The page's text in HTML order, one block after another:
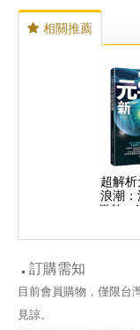
相關推薦
超解
浪潮：
微軟、
新經濟
訂購需知
目前會員購物，僅限台
見諒。